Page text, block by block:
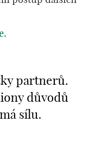
partnerů.
důvodů
sílu.